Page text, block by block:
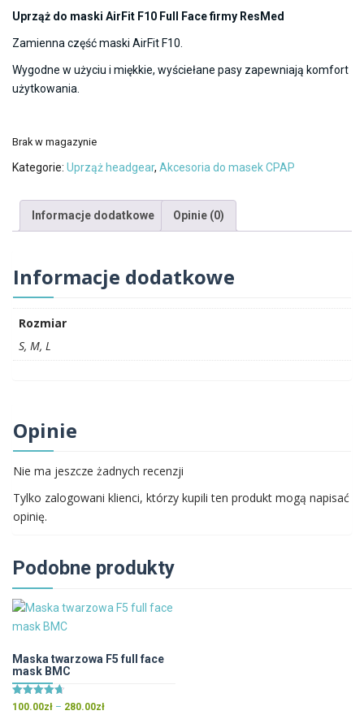
Uprząż do maski AirFit F10 Full Face firmy ResMed
Zamienna część maski AirFit F10.
Wygodne w użyciu i miękkie, wyściełane pasy zapewniają komfort
użytkowania.
Brak w magazynie
Kategorie: Uprząż headgear, Akcesoria do masek CPAP
Informacje dodatkowe Opinie (0)
Informacje dodatkowe
Rozmiar
S, M, L
Opinie
Nie ma jeszcze żadnych recenzji
Tylko zalogowani klienci, którzy kupili ten produkt mogą napisać
opinię.
Podobne produkty
Maska twarzowa F5 full face
mask BMC
Oceniono
4.67
100.00zł – 280.00złZakres